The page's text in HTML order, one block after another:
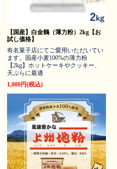
【国産】白金鶴（薄力粉）2kg【お
試し価格】
有名菓子店にてご愛用いただいてい
ます。国産小麦100%の薄力粉
【2kg】ホットケーキやクッキー、
天ぷらに最適
1,000円(税込)